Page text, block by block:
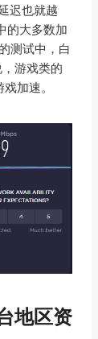
迟也就越
的大多数加
测试中，白
游戏类的
加速。
地区资